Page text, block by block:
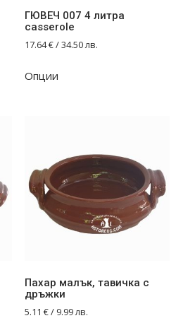
ГЮВЕЧ 007 4 литра
casserole
17.64€/ 34.50 лв.
Опции
Пахар малък, тавичка с
дръжки
5.11 €/ 9.99 лв.